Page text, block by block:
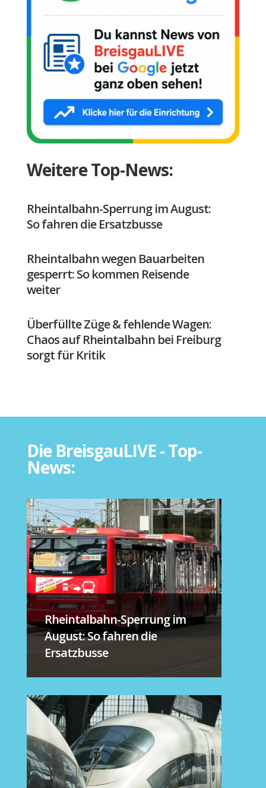
Weitere Top-News:
Rheintalbahn-Sperrung im August:
So fahren die Ersatzbusse
Rheintalbahn wegen Bauarbeiten
gesperrt: So kommen Reisende
weiter
Überfüllte Züge & fehlende Wagen:
Chaos auf Rheintalbahn bei Freiburg
sorgt für Kritik
Die BreisgauLIVE - Top-
News:
Rheintalbahn-Sperrung im
August: So fahren die
Ersatzbusse